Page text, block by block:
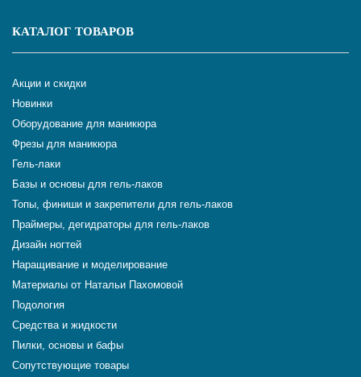
КАТАЛОГ ТОВАРОВ
Акции и скидки
Новинки
Оборудование для маникюра
Фрезы для маникюра
Гель-лаки
Базы и основы для гель-лаков
Топы, финиши и закрепители для гель-лаков
Праймеры, дегидраторы для гель-лаков
Дизайн ногтей
Наращивание и моделирование
Материалы от Натальи Пахомовой
Подология
Средства и жидкости
Пилки, основы и бафы
Сопутствующие товары